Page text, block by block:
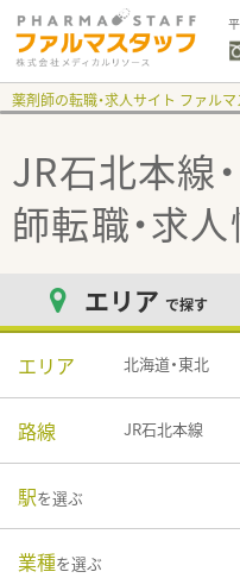
薬剤師の転職・求人サイト ファル
JR石北本線
師転職・求
エリア で探す
エリア 北海道・東北
路線 JR石北本線
駅を選ぶ
業種を選ぶ